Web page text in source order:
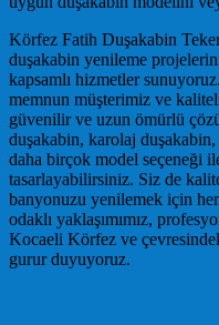
Körfez Fatih Duşakabin
duşakabin yenileme
kapsamlı hizmetler
memnun müşterimiz ve
güvenilir ve uzun ömürlü
duşakabin, karolaj
daha birçok model seçeneği
tasarlayabilirsiniz. Siz de
banyonuzu yenilemek için
odaklı yaklaşımımız,
Kocaeli Körfez ve
gurur duyuyoruz.